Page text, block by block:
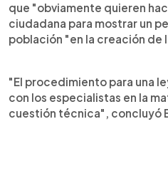
que "obviamente quieren
ciudadana para mostrar un
población "en la creación de
"El procedimiento para una
con los especialistas en la
cuestión técnica", concluyó